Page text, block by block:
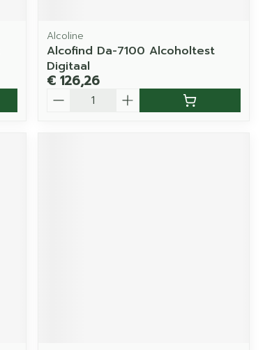
Alcoline
Alcofind Da-7100 Alcoholtest
Digitaal
€ 126,26